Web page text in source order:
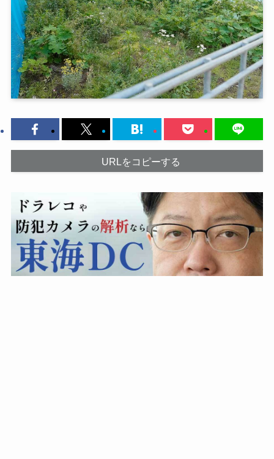
URLをコピーする